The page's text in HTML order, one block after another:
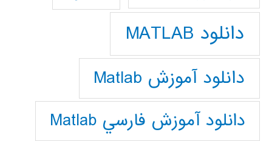
دانلود MATLAB
دانلود آموزش Matlab
دانلود آموزش فارسي Matlab